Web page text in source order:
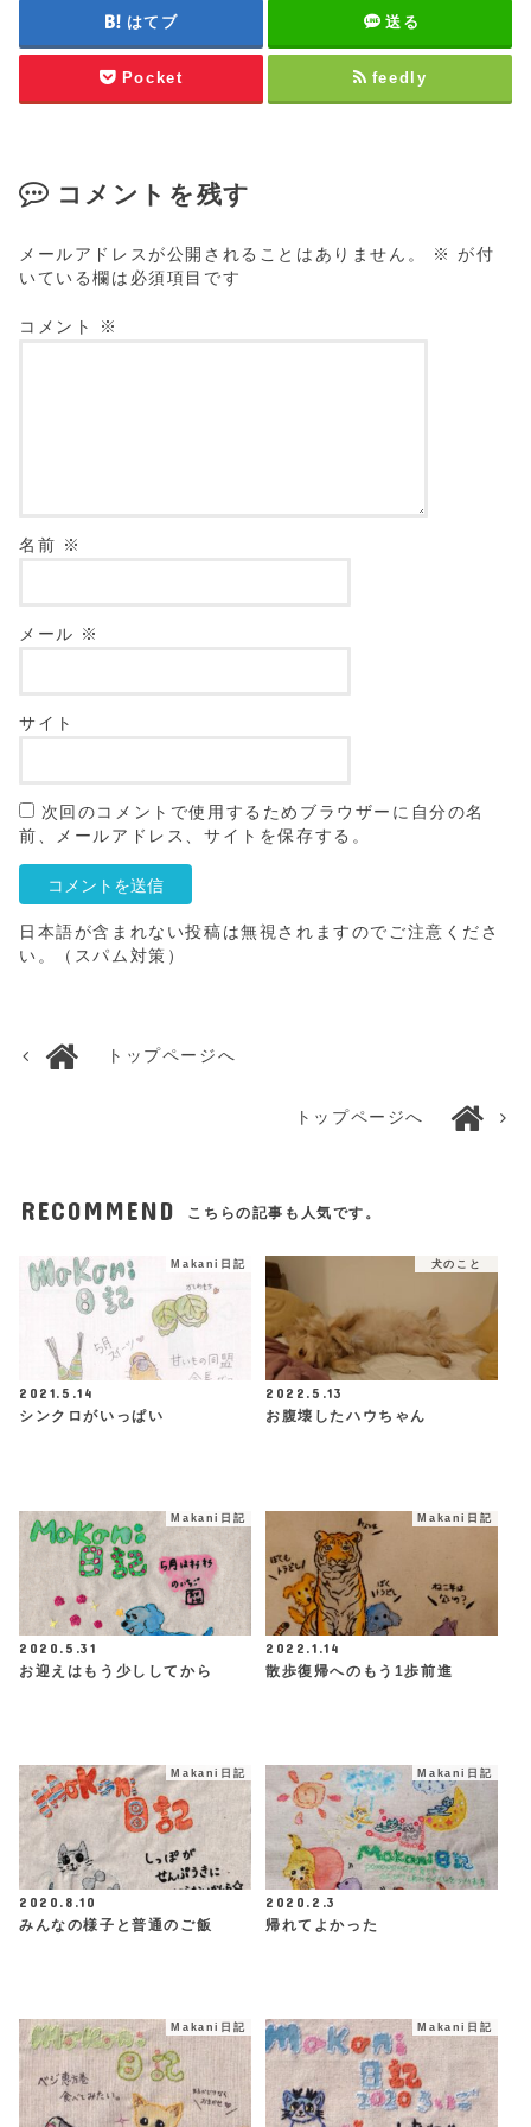
はてブ 送る
Pocket feedly
コメントを残す
メールアドレスが公開されることはありません。 ※ が付
いている欄は必須項目です
コメント ※
名前 ※
メール ※
サイト
次回のコメントで使用するためブラウザーに自分の名
前、メールアドレス、サイトを保存する。
日本語が含まれない投稿は無視されますのでご注意くださ
い。（スパム対策）
トップページへ
トップページへ
RECOMMEND こちらの記事も人気です。
Makani日記
2021.5.14
シンクロがいっぱい
犬のこと
2022.5.13
お腹壊したハウちゃん
Makani日記
2020.5.31
お迎えはもう少ししてから
Makani日記
2022.1.14
散歩復帰へのもう1歩前進
Makani日記
2020.8.10
みんなの様子と普通のご飯
Makani日記
2020.2.3
帰れてよかった
Makani日記 Makani日記